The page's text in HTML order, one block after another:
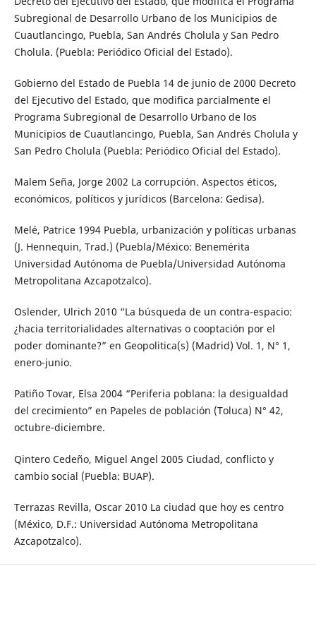
Subregional de Desarrollo Urbano de los Municipios de
Cuautlancingo, Puebla, San Andrés Cholula y San Pedro
Cholula. (Puebla: Periódico Oficial del Estado).
Gobierno del Estado de Puebla 14 de junio de 2000 Decreto
del Ejecutivo del Estado, que modifica parcialmente el
Programa Subregional de Desarrollo Urbano de los
Municipios de Cuautlancingo, Puebla, San Andrés Cholula y
San Pedro Cholula (Puebla: Periódico Oficial del Estado).
Malem Seña, Jorge 2002 La corrupción. Aspectos éticos,
económicos, políticos y jurídicos (Barcelona: Gedisa).
Melé, Patrice 1994 Puebla, urbanización y políticas urbanas
(J. Hennequin, Trad.) (Puebla/México: Benemérita
Universidad Autónoma de Puebla/Universidad Autónoma
Metropolitana Azcapotzalco).
Oslender, Ulrich 2010 “La búsqueda de un contra-espacio:
¿hacia territorialidades alternativas o cooptación por el
poder dominante?” en Geopolitica(s) (Madrid) Vol. 1, N° 1,
enero-junio.
Patiño Tovar, Elsa 2004 “Periferia poblana: la desigualdad
del crecimiento” en Papeles de población (Toluca) N° 42,
octubre-diciembre.
Qintero Cedeño, Miguel Angel 2005 Ciudad, conflicto y
cambio social (Puebla: BUAP).
Terrazas Revilla, Oscar 2010 La ciudad que hoy es centro
(México, D.F.: Universidad Autónoma Metropolitana
Azcapotzalco).